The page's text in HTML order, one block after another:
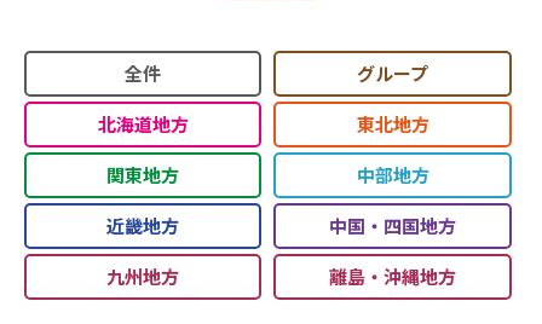
全件
グループ
北海道地方
東北地方
関東地方
中部地方
近畿地方
中国・四国地方
九州地方
離島・沖縄地方